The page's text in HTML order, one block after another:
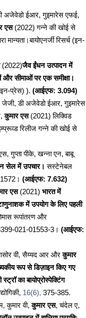
अजेवेडो ईआर, गुइमारेस एफई,
एस(2022) गन्ने की खोई से
रिसर्च (इन-
(2022)जैव ईंधन उत्पादन में
और सीमाओं पर एक समीक्षा।
प्रेस) ). (आईएफ: 3.094)
जेजी, डी अजेवेडो ईआर, गुइमारेस
कुमार एस(2021) लिक्विड
रिलीज गन्ने की खोई से
गुप्ता पीके, खन्ना एन, बाबू
सेल में उपचार।सस्टेनेबल
(आईएफ: 7.632)
एस (2021) भारत में
में उपयोग के लिए पहली
रूपांतरण और
021-01553-3। (आईएफ:
वी, सैय्यद आर औरकुमार
रूप से डिज़ाइन किए गए
का बायोप्रोस्पेक्टिंग
16(6), 375-385.
कुमार वी,कुमार एस, चंदेल ए,